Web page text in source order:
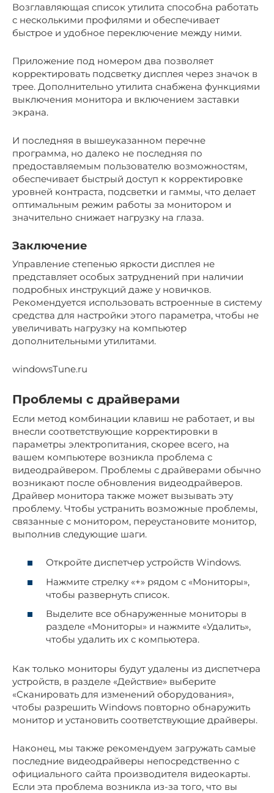
Возглавляющая список утилита способна работать
с несколькими профилями и обеспечивает
быстрое и удобное переключение между ними.
Приложение под номером два позволяет
корректировать подсветку дисплея через значок в
трее. Дополнительно утилита снабжена функциями
выключения монитора и включением заставки
экрана.
И последняя в вышеуказанном перечне
программа, но далеко не последняя по
предоставляемым пользователю возможностям,
обеспечивает быстрый доступ к корректировке
уровней контраста, подсветки и гаммы, что делает
оптимальным режим работы за монитором и
значительно снижает нагрузку на глаза.
Заключение
Управление степенью яркости дисплея не
представляет особых затруднений при наличии
подробных инструкций даже у новичков.
Рекомендуется использовать встроенные в систему
средства для настройки этого параметра, чтобы не
увеличивать нагрузку на компьютер
дополнительными утилитами.
windowsTune.ru
Проблемы с драйверами
Если метод комбинации клавиш не работает, и вы
внесли соответствующие корректировки в
параметры электропитания, скорее всего, на
вашем компьютере возникла проблема с
видеодрайвером. Проблемы с драйверами обычно
возникают после обновления видеодрайверов.
Драйвер монитора также может вызывать эту
проблему. Чтобы устранить возможные проблемы,
связанные с монитором, переустановите монитор,
выполнив следующие шаги.
Откройте диспетчер устройств Windows.
Нажмите стрелку «+» рядом с «Мониторы»,
чтобы развернуть список.
Выделите все обнаруженные мониторы в
разделе «Мониторы» и нажмите «Удалить»,
чтобы удалить их с компьютера.
Как только мониторы будут удалены из диспетчера
устройств, в разделе «Действие» выберите
«Сканировать для изменений оборудования»,
чтобы разрешить Windows повторно обнаружить
монитор и установить соответствующие драйверы.
Наконец, мы также рекомендуем загружать самые
последние видеодрайверы непосредственно с
официального сайта производителя видеокарты.
Если эта проблема возникла из-за того, что вы